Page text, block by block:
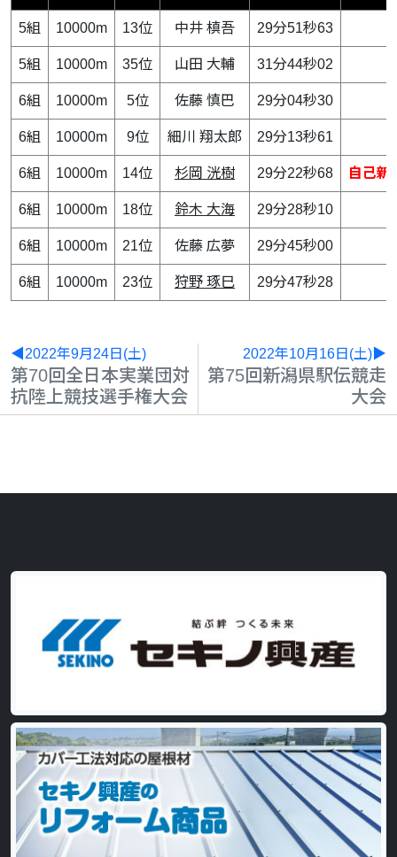
5組 10000m 13位 中井 槙吾 29分51秒63
5組 10000m 35位 山田 大輔 31分44秒02
6組 10000m 5位 佐藤 慎巴 29分04秒30
6組 10000m 9位 細川 翔太郎 29分13秒61
6組 10000m 14位 杉岡 洸樹 29分22秒68 自己新
6組 10000m 18位 鈴木 大海 29分28秒10
6組 10000m 21位 佐藤 広夢 29分45秒00
6組 10000m 23位 狩野 琢巳 29分47秒28
◀2022年9月24日(土)
第70回全日本実業団対
抗陸上競技選手権大会
2022年10月16日(土)▶
第75回新潟県駅伝競走
大会